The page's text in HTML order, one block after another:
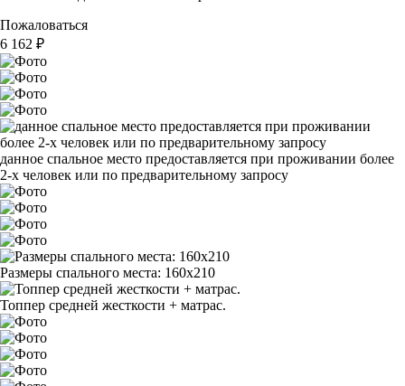
Пожаловаться
6 162 ₽
данное спальное место предоставляется при проживании более
2-х человек или по предварительному запросу
Размеры спального места: 160х210
Топпер средней жесткости + матрас.